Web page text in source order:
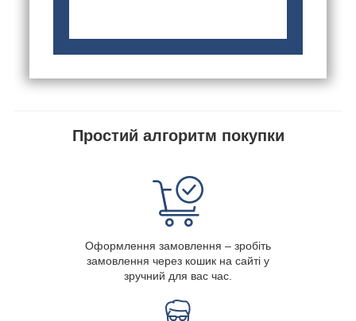
Простий алгоритм покупки
Оформлення замовлення – зробіть
замовлення через кошик на сайті у
зручний для вас час.